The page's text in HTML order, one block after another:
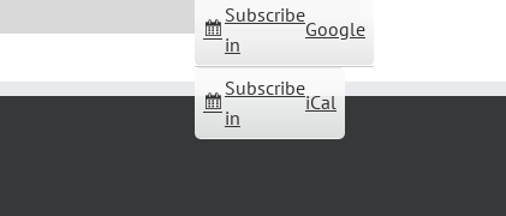
Subscribe
in
Google
Subscribe
in
iCal